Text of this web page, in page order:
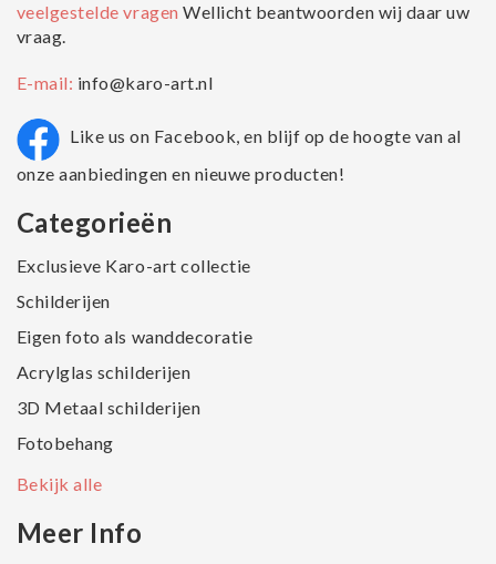
veelgestelde vragenWellicht beantwoorden wij daar uw
vraag.
E-mail: info@karo-art.nl
Like us on Facebook, en blijf op de hoogte van al
onze aanbiedingen en nieuwe producten!
Categorieën
Exclusieve Karo-art collectie
Schilderijen
Eigen foto als wanddecoratie
Acrylglas schilderijen
3D Metaal schilderijen
Fotobehang
Bekijk alle
Meer Info